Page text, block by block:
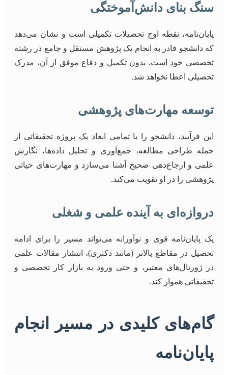
سنگ بنای دانش‌آموختگی
پایان‌نامه، نقطه اوج تحصیلات تکمیلی است و نشان می‌دهد
که دانشجو قادر به انجام یک پژوهش مستقل و جامع در رشته
تخصصی خود است. بدون تکمیل و دفاع موفق از آن، مدرک
تحصیلی اعطا نخواهد شد.
توسعه مهارت‌های پژوهشی
این فرآیند، دانشجو را با تمامی ابعاد یک پروژه تحقیقاتی از
جمله طراحی مطالعه، جمع‌آوری و تحلیل داده‌ها، نگارش
علمی و ارجاع‌دهی صحیح آشنا می‌سازد و مهارت‌های حیاتی
پژوهشی را در او تقویت می‌کند.
دروازه‌ای به آینده علمی و شغلی
یک پایان‌نامه قوی و نوآورانه می‌تواند مسیر را برای ادامه
تحصیل در مقاطع بالاتر (مانند دکتری)، انتشار مقالات علمی
در ژورنال‌های معتبر، و حتی ورود به بازار کار تخصصی و
تحقیقاتی هموار کند.
گام‌های کلیدی در مسیر انجام
پایان‌نامه